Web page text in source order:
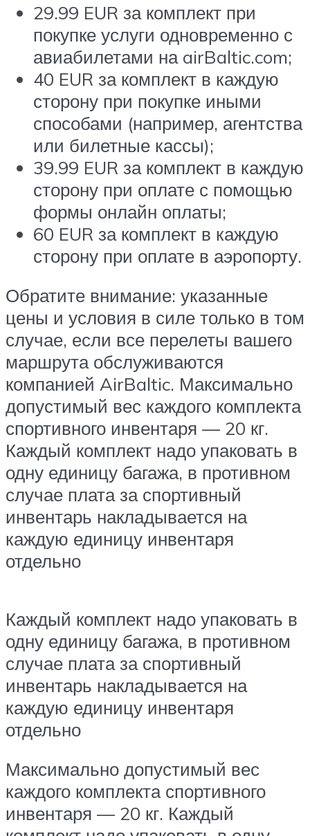
29.99 EUR за комплект при
покупке услуги одновременно с
авиабилетами на airBaltic.com;
40 EUR за комплект в каждую
сторону при покупке иными
способами (например, агентства
или билетные кассы);
39.99 EUR за комплект в каждую
сторону при оплате с помощью
формы онлайн оплаты;
60 EUR за комплект в каждую
сторону при оплате в аэропорту.
Обратите внимание: указанные
цены и условия в силе только в том
случае, если все перелеты вашего
маршрута обслуживаются
компанией AirBaltic. Максимально
допустимый вес каждого комплекта
спортивного инвентаря — 20 кг.
Каждый комплект надо упаковать в
одну единицу багажа, в противном
случае плата за спортивный
инвентарь накладывается на
каждую единицу инвентаря
отдельно
Каждый комплект надо упаковать в
одну единицу багажа, в противном
случае плата за спортивный
инвентарь накладывается на
каждую единицу инвентаря
отдельно
Максимально допустимый вес
каждого комплекта спортивного
инвентаря — 20 кг. Каждый